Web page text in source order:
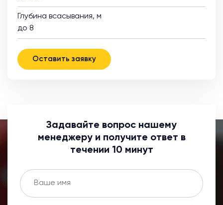
Глубина всасывания, м
до 8
Оставить заявку
Задавайте вопрос нашему
менеджеру и получите ответ в
течении 10 минут